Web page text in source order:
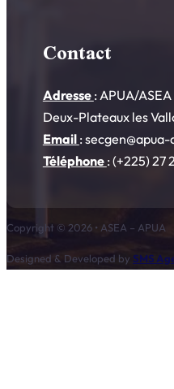
Contact
Adresse : APUA/
Deux-Plateaux les
Email :
Téléphone : (+225) 27
Copyright © 2026 • ASEA – APUA
Designed & Developed by SMS